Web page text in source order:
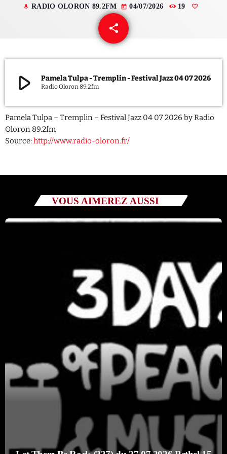
Archives
août 2025
Playlists Musicales
00:00 - 10:00
Les Matines : Chansons Françaises
Playlists Musicales
mic RADIO OLORON 89.2FM today 04/07/2026 19
share
email
play_arrow Pamela Tulpa - Tremplin - Festival Jazz 04 07 2026
Radio Oloron 89.2fm
Pamela Tulpa – Tremplin – Festival Jazz 04 07 2026 by Radio
Oloron 89.2fm
Source:http://www.radio-oloron.fr/
VOUS AIMEREZ AUSSI